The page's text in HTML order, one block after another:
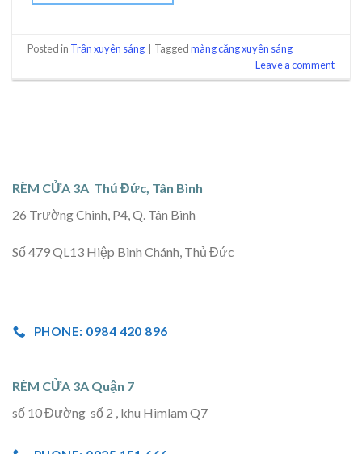
Posted in Trần xuyên sáng | Taggedmàng căng xuyên sáng
Leave a comment
RÈM CỬA 3A Thủ Đức, Tân Bình
26 Trường Chinh, P4, Q. Tân Bình
Số 479 QL13 Hiệp Bình Chánh, Thủ Đức
PHONE: 0984 420 896
RÈM CỬA 3A Quận 7
số 10 Đường số 2 , khu Himlam Q7